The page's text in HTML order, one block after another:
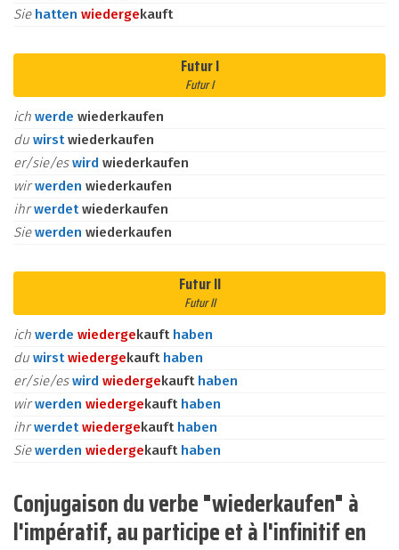
Sie hatten wiedergekauft
Futur I
Futur I
ich werde wiederkaufen
du wirstwiederkaufen
er/sie/eswird wiederkaufen
wirwerden wiederkaufen
ihrwerdetwiederkaufen
Siewerden wiederkaufen
Futur II
Futur II
ich werde wiedergekauft haben
du wirstwiedergekauft haben
er/sie/eswird wiedergekauft haben
wirwerden wiedergekauft haben
ihrwerdetwiedergekauft haben
Siewerden wiedergekauft haben
Conjugaison du verbe "wiederkaufen" à
l'impératif, au participe et à l'infinitif en